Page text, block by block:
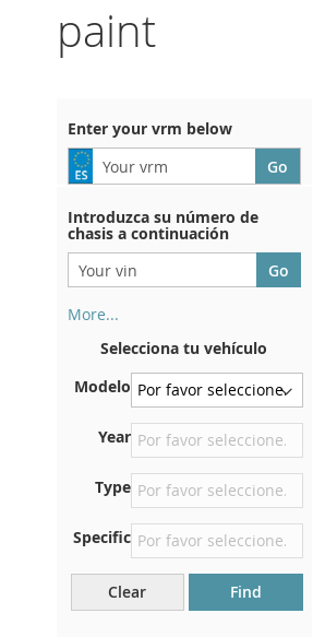
paint
Enter your vrm below
Introduzca su número de
chasis a continuación
More...
encuentra en el reverso de su
certificado de registro. Y
también en el coche.
En la placa inferior del
asiento delantero derecho
Centrar contra el mamparo
debajo del capó.
Justo en el compartimento
del motor.
Cerca del parabrisas, en el
Selecciona tu vehículo
Modelo
Year
Type
Specific
Clear Find